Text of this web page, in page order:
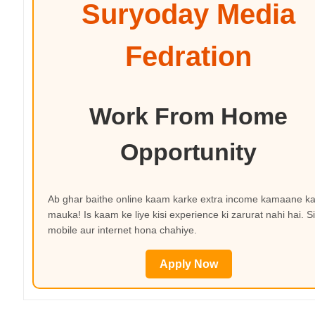
Suryoday Media
Fedration
Work From Home
Opportunity
Ab ghar baithe online kaam karke extra income kamaane ka
mauka! Is kaam ke liye kisi experience ki zarurat nahi hai.
mobile aur internet hona chahiye.
Apply Now